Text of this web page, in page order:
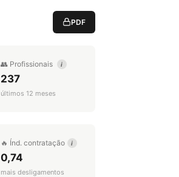
PDF
👥 Profissionais i
237
últimos 12 meses
🔥 Índ. contratação i
0,74
mais desligamentos